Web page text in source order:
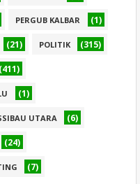
PERGUB KALBAR (1)
(21) POLITIK (315)
(411)
(1)
UTARA (6)
(24)
(7)